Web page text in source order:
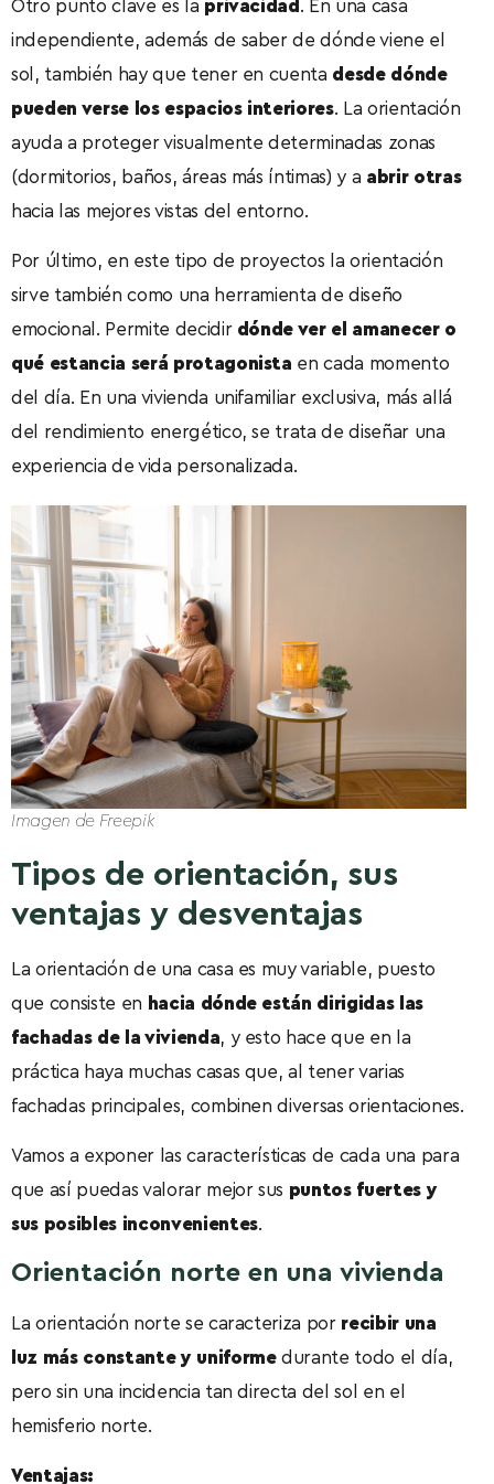
Otro punto clave es la privacidad . En una casa
independiente, además de saber de dónde viene el
sol, también hay que tener en cuenta desde dónde
pueden verse los espacios interiores. La orientación
ayuda a proteger visualmente determinadas zonas
(dormitorios, baños, áreas más íntimas) y a abrir otras
hacia las mejores vistas del entorno.
Por último, en este tipo de proyectos la orientación
sirve también como una herramienta de diseño
emocional. Permite decidir dónde ver el amanecer o
qué estancia será protagonista en cada momento
del día. En una vivienda unifamiliar exclusiva, más allá
del rendimiento energético, se trata de diseñar una
experiencia de vida personalizada.
Imagen de Freepik
Tipos de orientación, sus
ventajas y desventajas
La orientación de una casa es muy variable, puesto
que consiste en hacia dónde están dirigidas las
fachadas de la vivienda, y esto hace que en la
práctica haya muchas casas que, al tener varias
fachadas principales, combinen diversas orientaciones.
Vamos a exponer las características de cada una para
que así puedas valorar mejor sus puntos fuertes y
sus posibles inconvenientes.
Orientación norte en una vivienda
La orientación norte se caracteriza por recibir una
luz más constante y uniformedurante todo el día,
pero sin una incidencia tan directa del sol en el
hemisferio norte.
Ventajas: